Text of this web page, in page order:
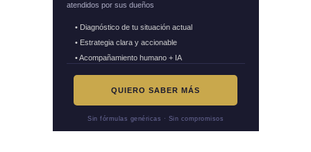
atendidos por sus dueños
• Diagnóstico de tu situación actual
• Estrategia clara y accionable
• Acompañamiento humano + IA
QUIERO SABER MÁS
Sin fórmulas genéricas · Sin compromisos